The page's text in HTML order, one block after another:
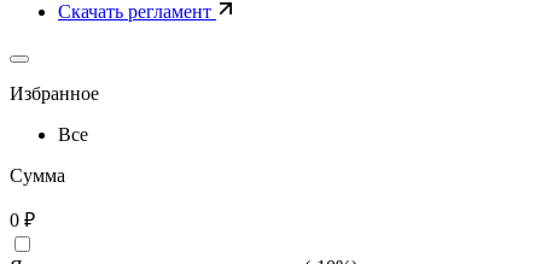
Скачать регламент
Избранное
Все
Сумма
0 ₽